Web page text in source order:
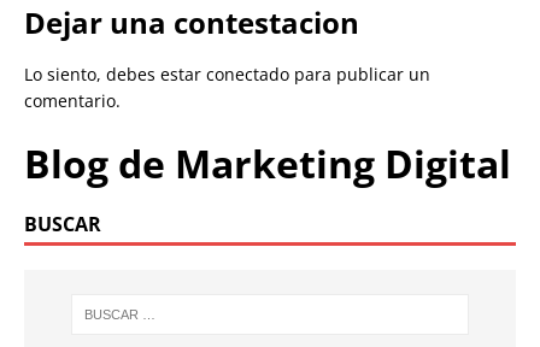
Dejar una contestacion
Lo siento, debes estar conectado para publicar un
comentario.
Blog de Marketing Digital
BUSCAR